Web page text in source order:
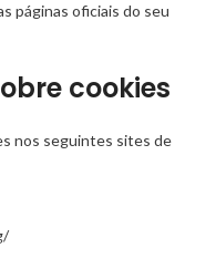
páginas oficiais do seu
cookies
nos seguintes sites de